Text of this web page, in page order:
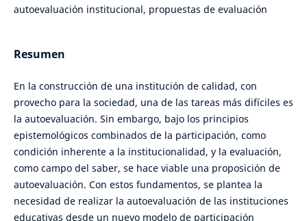
autoevaluación institucional, propuestas de evaluación
Resumen
En la construcción de una institución de calidad, con
provecho para la sociedad, una de las tareas más difíciles es
la autoevaluación. Sin embargo, bajo los principios
epistemológicos combinados de la participación, como
condición inherente a la institucionalidad, y la evaluación,
como campo del saber, se hace viable una proposición de
autoevaluación. Con estos fundamentos, se plantea la
necesidad de realizar la autoevaluación de las instituciones
educativas desde un nuevo modelo de participación